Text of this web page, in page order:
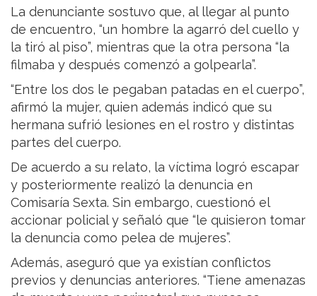
La denunciante sostuvo que, al llegar al punto
de encuentro, “un hombre la agarró del cuello y
la tiró al piso”, mientras que la otra persona “la
filmaba y después comenzó a golpearla”.
“Entre los dos le pegaban patadas en el cuerpo”,
afirmó la mujer, quien además indicó que su
hermana sufrió lesiones en el rostro y distintas
partes del cuerpo.
De acuerdo a su relato, la víctima logró escapar
y posteriormente realizó la denuncia en
Comisaría Sexta. Sin embargo, cuestionó el
accionar policial y señaló que “le quisieron tomar
la denuncia como pelea de mujeres”.
Además, aseguró que ya existían conflictos
previos y denuncias anteriores. “Tiene amenazas